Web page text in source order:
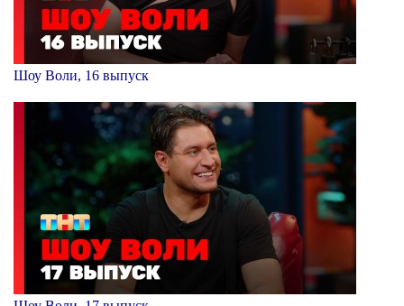
Шоу Воли, 16 выпуск